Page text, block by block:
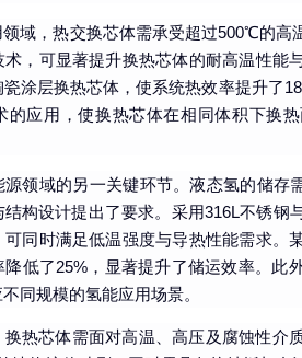
域，热交换芯体需承受超过500℃的高
，可显著提升换热芯体的耐高温性能
涂层换热芯体，使系统热效率提升了
的应用，使换热芯体在相同体积下换
源领域的另一关键环节。液态氢的储
构设计提出了要求。采用316L不锈钢
同时满足低温强度与导热性能需求。
低了25%，显著提升了储运效率。此
同规模的氢能应用场景。
热芯体需面对高温、高压及腐蚀性介